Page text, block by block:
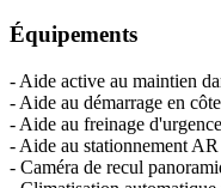
Équipements
- Aide active au maintien
- Aide au démarrage en côte
- Aide au freinage
- Aide au stationnement AR
- Caméra de recul